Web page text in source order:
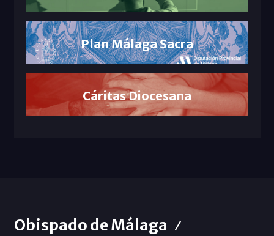
Plan Málaga Sacra
Cáritas Diocesana
Obispado de Málaga